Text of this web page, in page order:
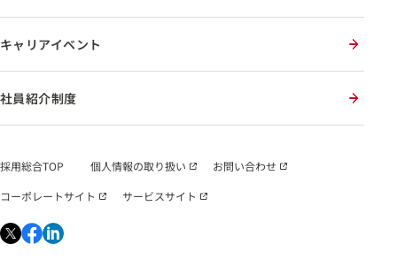
キャリアイベント
社員紹介制度
採用総合TOP 個人情報の取り扱い
お問い合わせ
コーポレートサイト
サービスサイト